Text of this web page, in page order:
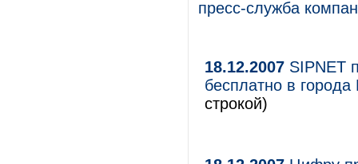
пресс-служба
18.12.2007 SIPNET
бесплатно в
строкой)